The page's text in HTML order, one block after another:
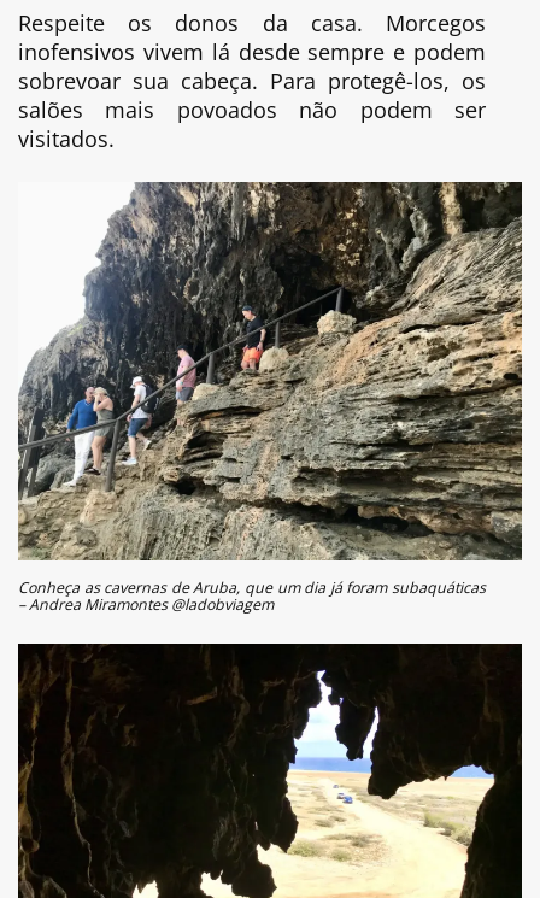
Respeite os donos da casa. Morcegos
inofensivos vivem lá desde sempre e podem
sobrevoar sua cabeça. Para protegê-los, os
salões mais povoados não podem ser
visitados.
Conheça as cavernas de Aruba, que um dia já foram subaquáticas
– Andrea Miramontes @ladobviagem